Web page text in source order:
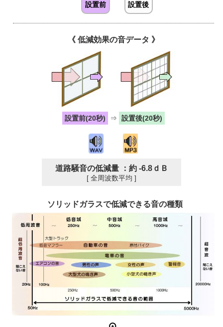
設置前 設置後
《 低減効果の音データ 》
設置前(20秒) ⇒ 設置後(20秒)
道路騒音の低減量 ：約 -6.8ｄＢ
[ 全周波数平均 ]
ソリッドガラスで低減できる音の種類